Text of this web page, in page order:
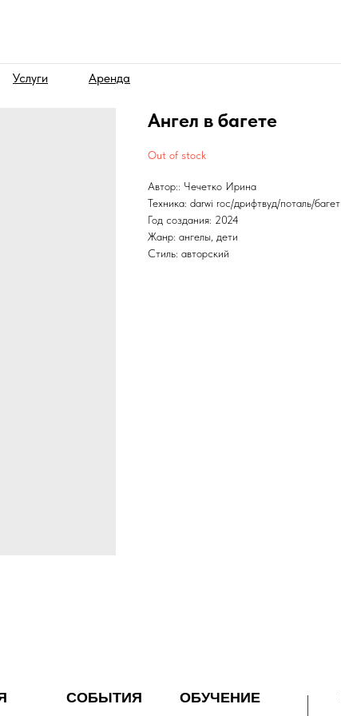
Услуги Аренда
Ангел в багете
Out of stock
Автор:: Чечетко Ирина
Техника: darwi roc/дрифтвуд/поталь/багет
Год создания: 2024
Жанр: ангелы, дети
Стиль: авторский
СОБЫТИЯ ОБУЧЕНИЕ